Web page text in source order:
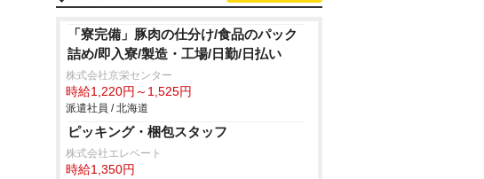
「寮完備」豚肉の仕分け/食品のパック
詰め/即入寮/製造・工場/日勤/日払い
株式会社京栄センター
時給1,220円～1,525円
派遣社員 / 北海道
ピッキング・梱包スタッフ
株式会社エレベート
時給1,350円